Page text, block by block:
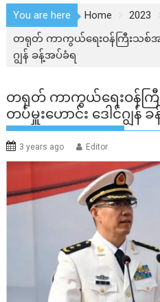
You are here Home 2023
တရုတ် ကာကွယ်ရေးဝန်ကြီးသစ်အဖ
ဂျွန် ခန့်အပ်ခံရ
တရုတ် ကာကွယ်ရေးဝန်ကြီ
တပ်မှူးဟောင်း ဒေါင်ဂျွန်
3 years ago Editor